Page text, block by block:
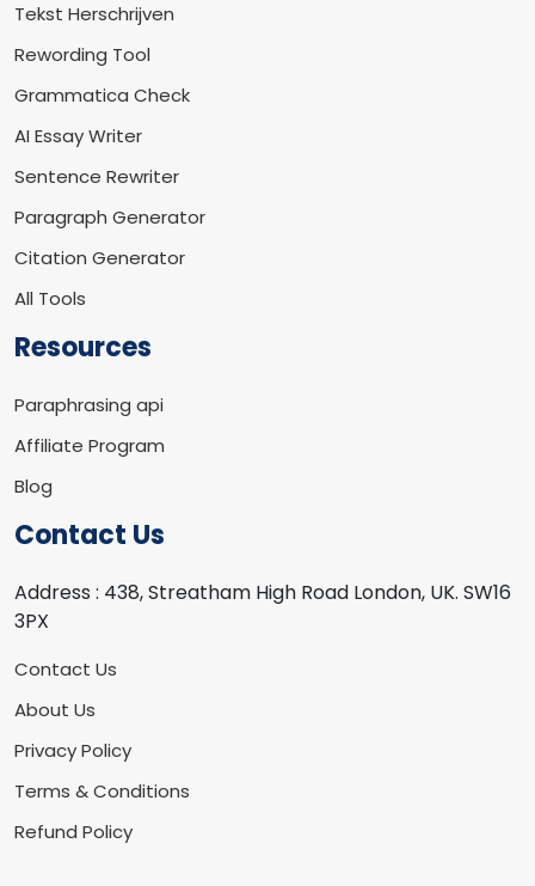
Tekst Herschrijven
Rewording Tool
Grammatica Check
AI Essay Writer
Sentence Rewriter
Paragraph Generator
Citation Generator
All Tools
Resources
Paraphrasing api
Affiliate Program
Blog
Contact Us
Address : 438, Streatham High Road London, UK. SW16
3PX
Contact Us
About Us
Privacy Policy
Terms & Conditions
Refund Policy